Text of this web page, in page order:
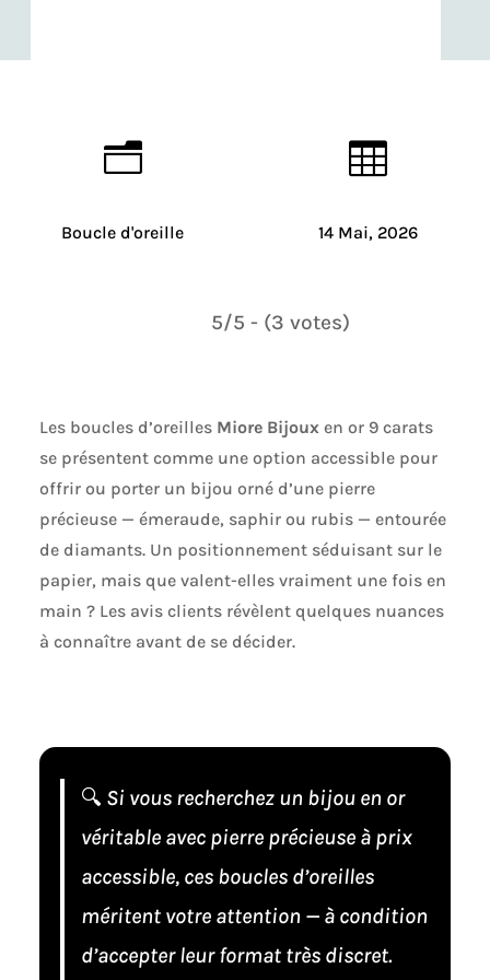
n
Boucle d'oreille

14 Mai, 2026
5/5 - (3 votes)
Les boucles d’oreilles Miore Bijouxen or 9 carats
se présentent comme une option accessible pour
offrir ou porter un bijou orné d’une pierre
précieuse — émeraude, saphir ou rubis — entourée
de diamants. Un positionnement séduisant sur le
papier, mais que valent-elles vraiment une fois en
main ? Les avis clients révèlent quelques nuances
à connaître avant de se décider.
🔍 Si vous recherchez un bijou en or
véritable avec pierre précieuse à prix
accessible, ces boucles d’oreilles
méritent votre attention — à condition
d’accepter leur format très discret.